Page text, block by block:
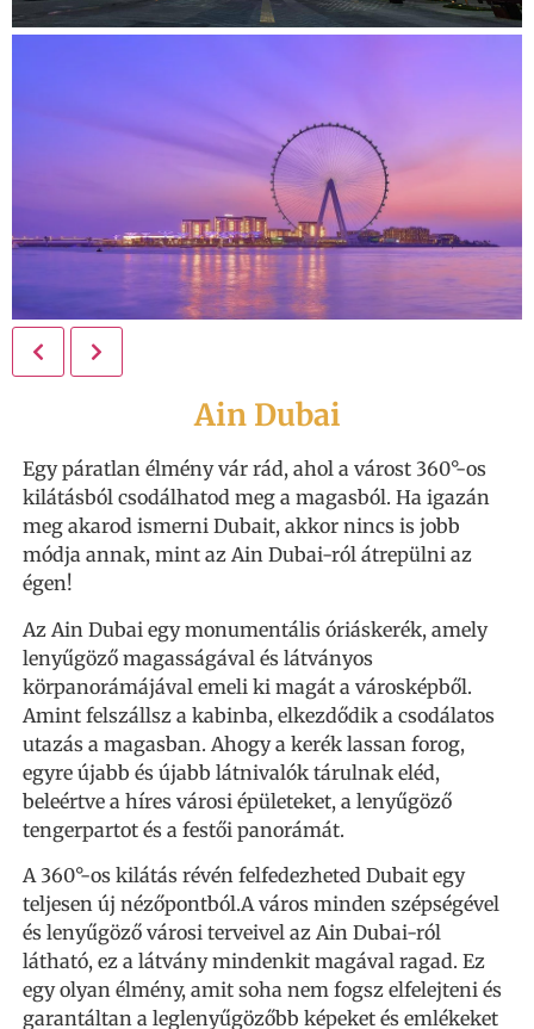
Ain Dubai
Egy páratlan élmény vár rád, ahol a várost 360°-os
kilátásból csodálhatod meg a magasból. Ha igazán
meg akarod ismerni Dubait, akkor nincs is jobb
módja annak, mint az Ain Dubai-ról átrepülni az
égen!
Az Ain Dubai egy monumentális óriáskerék, amely
lenyűgöző magasságával és látványos
körpanorámájával emeli ki magát a városképből.
Amint felszállsz a kabinba, elkezdődik a csodálatos
utazás a magasban. Ahogy a kerék lassan forog,
egyre újabb és újabb látnivalók tárulnak eléd,
beleértve a híres városi épületeket, a lenyűgöző
tengerpartot és a festői panorámát.
A 360°-os kilátás révén felfedezheted Dubait egy
teljesen új nézőpontból.A város minden szépségével
és lenyűgöző városi terveivel az Ain Dubai-ról
látható, ez a látvány mindenkit magával ragad. Ez
egy olyan élmény, amit soha nem fogsz elfelejteni és
garantáltan a leglenyűgözőbb képeket és emlékeket